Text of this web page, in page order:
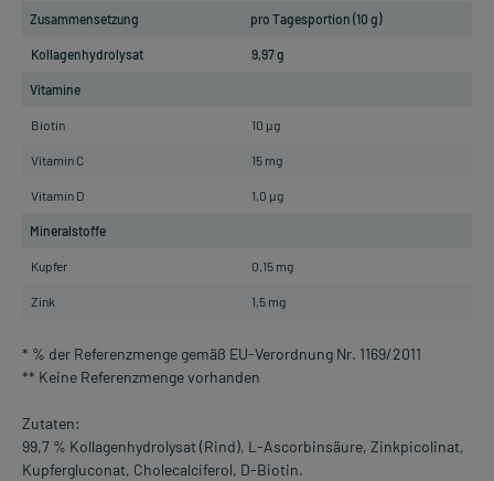
Zusammensetzung pro Tagesportion (10 g)
Kollagenhydrolysat 9,97 g
Vitamine
Biotin 10 µg
Vitamin C 15 mg
Vitamin D 1,0 µg
Mineralstoffe
Kupfer 0,15 mg
Zink 1,5 mg
* % der Referenzmenge gemäß EU-Verordnung Nr. 1169/2011
** Keine Referenzmenge vorhanden
Zutaten:
99,7 % Kollagenhydrolysat (Rind), L-Ascorbinsäure, Zinkpicolinat,
Kupfergluconat, Cholecalciferol, D-Biotin.